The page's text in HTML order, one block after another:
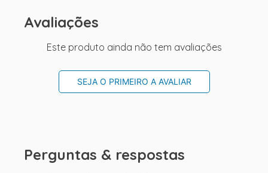
Avaliações
Este produto ainda não tem avaliações
SEJA O PRIMEIRO A AVALIAR
Perguntas & respostas